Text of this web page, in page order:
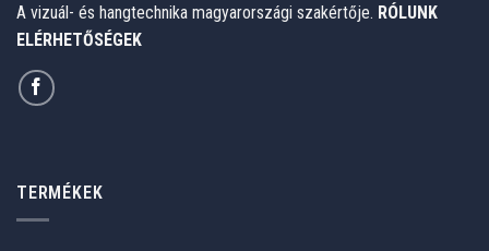
A vizuál- és hangtechnika magyarországi szakértője. RÓLUNK
ELÉRHETŐSÉGEK
TERMÉKEK